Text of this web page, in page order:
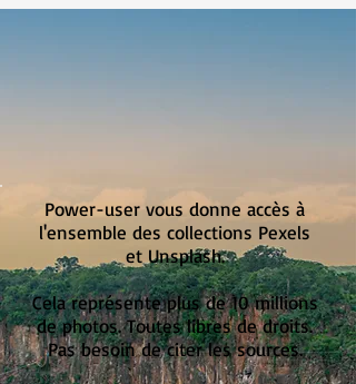
Power-user vous donne accès à
l'ensemble des collections Pexels
et Unsplash.
Cela représente plus de 10 millions
de photos. Toutes libres de droits.
Pas besoin de citer les sources.